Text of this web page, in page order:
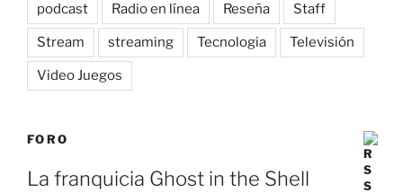
podcast Radio en línea Reseña Staff
Stream streaming Tecnologia Televisión
Video Juegos
FORO
La franquicia Ghost in the Shell